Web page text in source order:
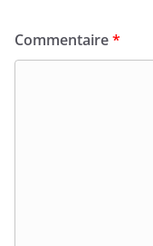
Commentaire*